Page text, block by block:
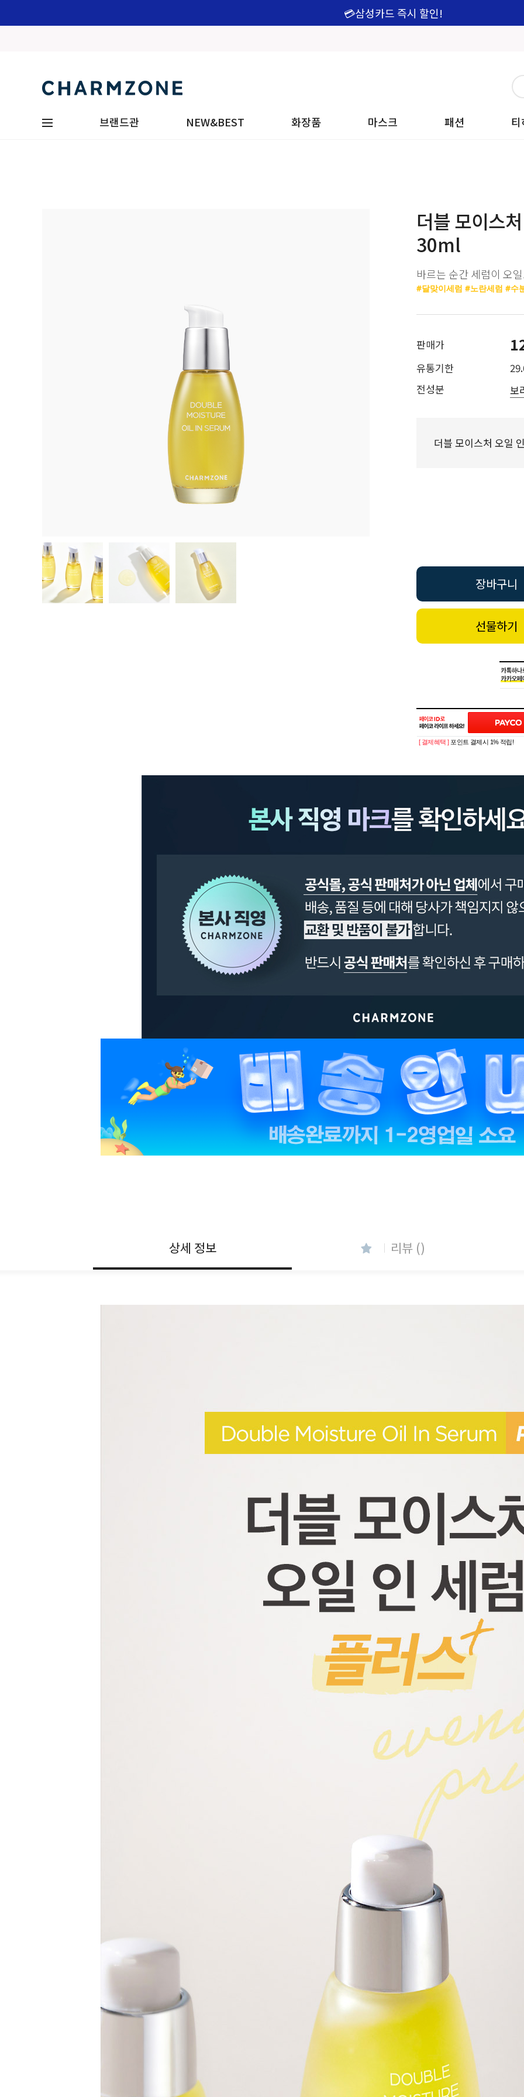
💳삼성카드 즉시 할인!
브랜드관 NEW&BEST 화장품 마스크 패션
더블 모이스
30ml
바르는 순간 세럼이 오
#달맞이세럼 #노란세럼 #수
판매가
유통기한
전성분
보
장바구니
선물하기
코 라이프 하세요!
[ 결제혜택 ] 포인트 결제시 1% 적립!
상세 정보 리뷰 ()